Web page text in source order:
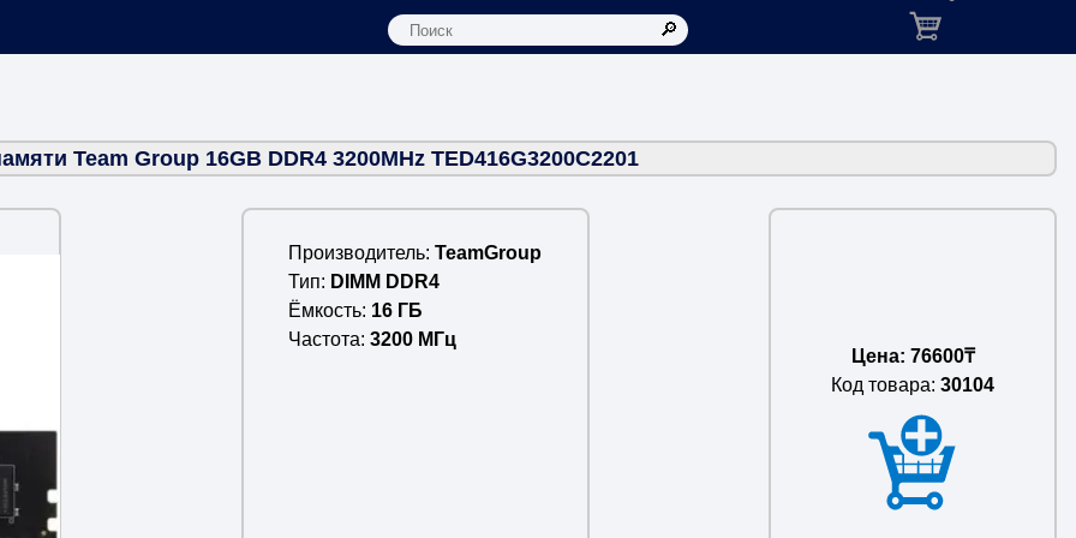
Корзина: товаров в
Team Group 16GB DDR4 3200MHz TED416G3200C2201
Производитель TeamGroup
Тип
DIMM DDR4
Ёмкость 16 ГБ
Частота 3200 МГц
Цена: 76600₸
Код товара: 30104